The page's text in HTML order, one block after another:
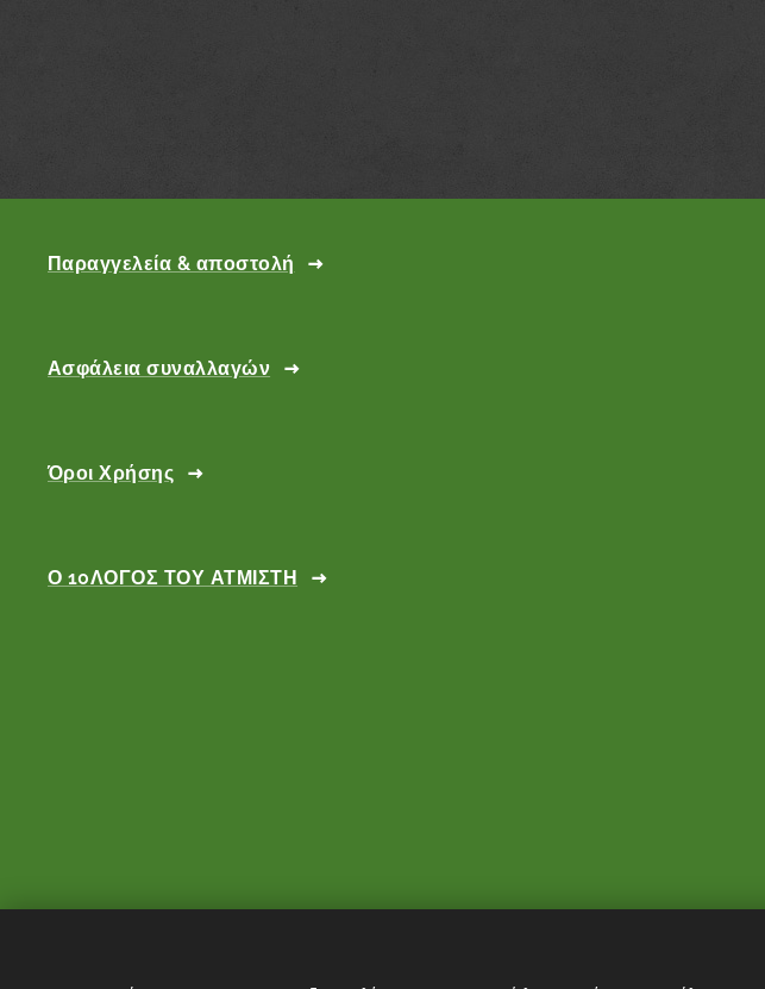
Παραγγελεία & αποστολή
Ασφάλεια συναλλαγών
Όροι Χρήσης
Ο 10ΛΟΓΟΣ ΤΟΥ ΑΤΜΙΣΤΗ